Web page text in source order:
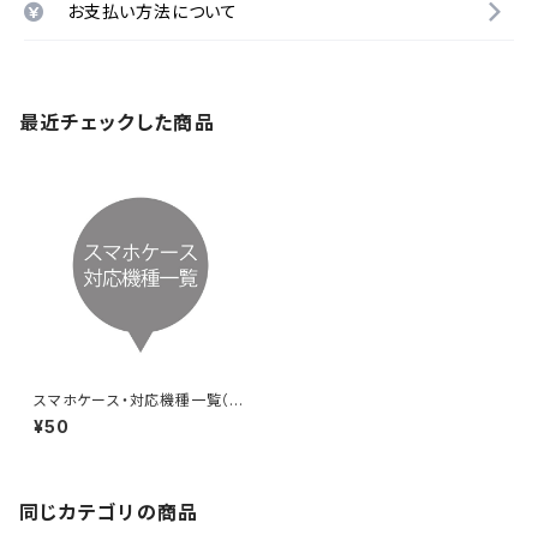
お支払い方法について
最近チェックした商品
スマホケース・対応機種一覧（ハ
ードケース）
¥50
同じカテゴリの商品